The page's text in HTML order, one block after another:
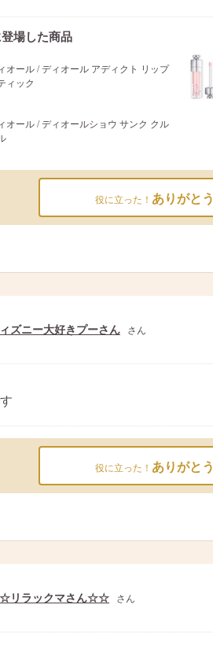
場した商品
オール / ディオール アディクト リップ
ィック
オール / ディオールショウ サンク クル
役に立った！ ありがとう
ズニー大好きプーさん さん
役に立った！ ありがとう
リラックマさん☆☆ さん